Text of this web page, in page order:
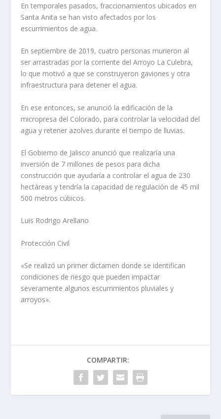
En temporales pasados, fraccionamientos ubicados en
Santa Anita se han visto afectados por los
escurrimientos de agua.
En septiembre de 2019, cuatro personas murieron al
ser arrastradas por la corriente del Arroyo La Culebra,
lo que motivó a que se construyeron gaviones y otra
infraestructura para detener el agua.
En ese entonces, se anunció la edificación de la
micropresa del Colorado, para controlar la velocidad del
agua y retener azolves durante el tiempo de lluvias.
El Gobierno de Jalisco anunció que realizaría una
inversión de 7 millones de pesos para dicha
construcción que ayudaría a controlar el agua de 230
hectáreas y tendría la capacidad de regulación de 45 mil
500 metros cúbicos.
Luis Rodrigo Arellano
Protección Civil
«Se realizó un primer dictamen donde se identifican
condiciones de riesgo que pueden impactar
severamente algunos escurrimientos pluviales y
arroyos».
COMPARTIR: